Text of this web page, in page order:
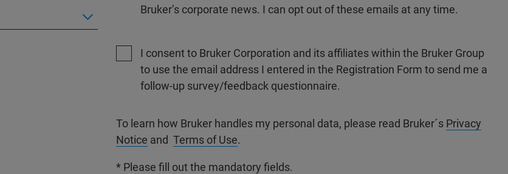
Bruker’s corporate news. I can opt out of these emails at any time.
I consent to Bruker Corporation and its affiliates within the Bruker Group
to use the email address I entered in the Registration Form to send me a
follow-up survey/feedback questionnaire.
To learn how Bruker handles my personal data, please read Bruker´s Privacy
Notice and Terms of Use.
* Please fill out the mandatory fields.